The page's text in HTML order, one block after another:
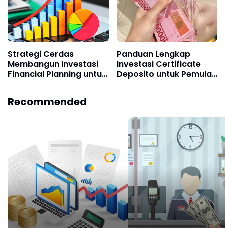
Strategi Cerdas
Membangun Investasi
Financial Planning untuk
Panduan Lengkap
Investasi Certificate
Deposito untuk Pemula:
Recommended